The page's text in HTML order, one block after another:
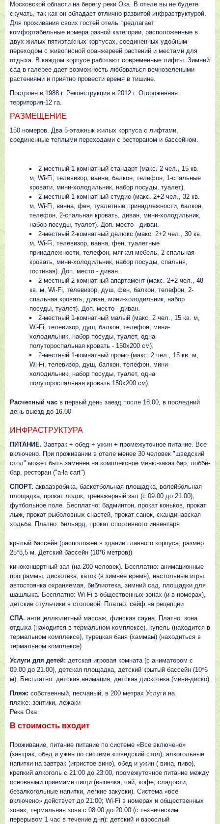
Московской области на берегу реки Ока. В отеле вы не будете
скучать, так как он обладает отлично развитой инфраструктурой.
Для проживания своих гостей отель предлагает
комфортабельные номера разной категории, расположенные в
двух жилых пятиэтажных корпусах, соединенных удобным
переходом с живописной оранжереей растений и местами для
отдыха. В каждом корпусе работают современные лифты. Зимний
сад в галерее дает возможность любоваться вечнозелеными
растениями и приятно провести время в тишине.
Построен в 1988 г. Реконструкция в 2012 г. Огороженная
территория-12 га.
РАЗМЕЩЕНИЕ
150 номеров. Два 5-этажнык жилых корпуса с лифтами,
соединенные теплыми переходами с рестораном и бассейном.
2-местный 1-комнатный стандарт (макс. 2 чел., 15 кв.
м, Wi-Fi, телевизор, ванна, балкон, телефон, 1-спальные
кровати, мини-холодильник, набор посуды, туалет).
2-местный 1-комнатный студио (макс. 2+2 чел., 32 кв.
м, Wi-Fi, ванна, фен, туалетные принадлежности, балкон,
телефон, 2-спальная кровать, диван, мини-холодильник,
набор посуды, туалет). Доп. место - диван.
2-местный 2-комнатный делюкс (макс. 2+2 чел., 30 кв.
м, Wi-Fi, телевизор, ванна, фен, туалетные
принадлежности, телефон, мягкая мебель, 2-спальная
кровать, мини-холодильник, набор посуды, спальня,
гостиная). Доп. место - диван.
2-местный 2-комнатный апартамент (макс. 2+2 чел., 48
кв. м, Wi-Fi, телевизор, душ, фен, балкон, телефон, 2-
спальная кровать, диван, мини-холодильник, набор
посуды, туалет). Доп. место - диван.
2-местный 1-комнатный малый (макс. 2 чел., 15 кв. м,
Wi-Fi, телевизор, душ, балкон, телефон, мини-
холодильник, набор посуды, туалет, одна
полутороспальная кровать - 150х200 см).
2-местный 1-комнатный промо (макс. 2 чел., 15 кв. м,
Wi-Fi, телевизор, душ, балкон, телефон, мини-
холодильник, набор посуды, туалет, одна
полутороспальная кровать 150х200 см).
Расчетный час в первый день заезд после 18.00, в последний
день выезд до 16.00
ИНФРАСТРУКТУРА
ПИТАНИЕ. Завтрак + обед + ужин + промежуточное питание. Все
включено. При проживании в отеле менее 30 человек "шведский
стол" может быть заменен на комплексное меню-заказ.бар, лобби-
бар, ресторан ("a-la cart")
СПОРТ. аквааэробика, баскетбольная площадка, волейбольная
площадка, прокат лодок, тренажерный зал (с 09.00 до 21.00),
футбольное поле. Бесплатно: бадминтон, прокат коньков, прокат
лыж, прокат рыболовных снастей, прокат санок, скандинавская
ходьба. Платно: бильярд, прокат спортивного инвентаря
крытый бассейн (расположен в здании главного корпуса, размер
25*8,5 м. Детский бассейн (10*6 метров))
киноконцертный зал (на 200 человек). Бесплатно: анимационные
программы, дискотека, каток (в зимнее время), настольные игры.
автостоянка охраняемая, библиотека, зимний сад, площадки для
шашлыка. Бесплатно: Wi-Fi в общественных зонах (и в номерах),
детские стульчики в столовой. Платно: сейф на рецепции
СПА. антицеллюлитный массаж, финская сауна. Платно: зона
отдыха (находится в термальном комплексе), купель (находится в
термальном комплексе), турецкая баня (хаммам) (находиться в
термальном комплексе)
Услуги для детей: детская игровая комната (с аниматором с
09.00 до 21.00), детская площадка, детский крытый бассейн (10*6
м). Бесплатно: детская анимация, детская дискотека (мини-диско)
Пляж: собственный, песчаный, в 200 метрах Услуги на
пляже: зонтики, лежаки
Река Ока
В стоимость входит
Проживание, питание питание по системе «Все включено»
(завтрак, обед и ужин по системе «шведский стол), алкогольные
напитки на завтрак (игристое вино), обед и ужин ( вина, пиво),
крепкий алкоголь с 21:00 до 23:00, промежуточное питание между
основными приемами пищи (выпечка, чай, кофе, сладости,
безалкогольные напитки, легкие закуски). Система «все
включено» действует до 21:00; Wi-Fi в номерах и общественных
зонах; термальная зона с 08:00 до 20:00 (с техническим
перерывом 1 час в течение дня): детский и взрослый